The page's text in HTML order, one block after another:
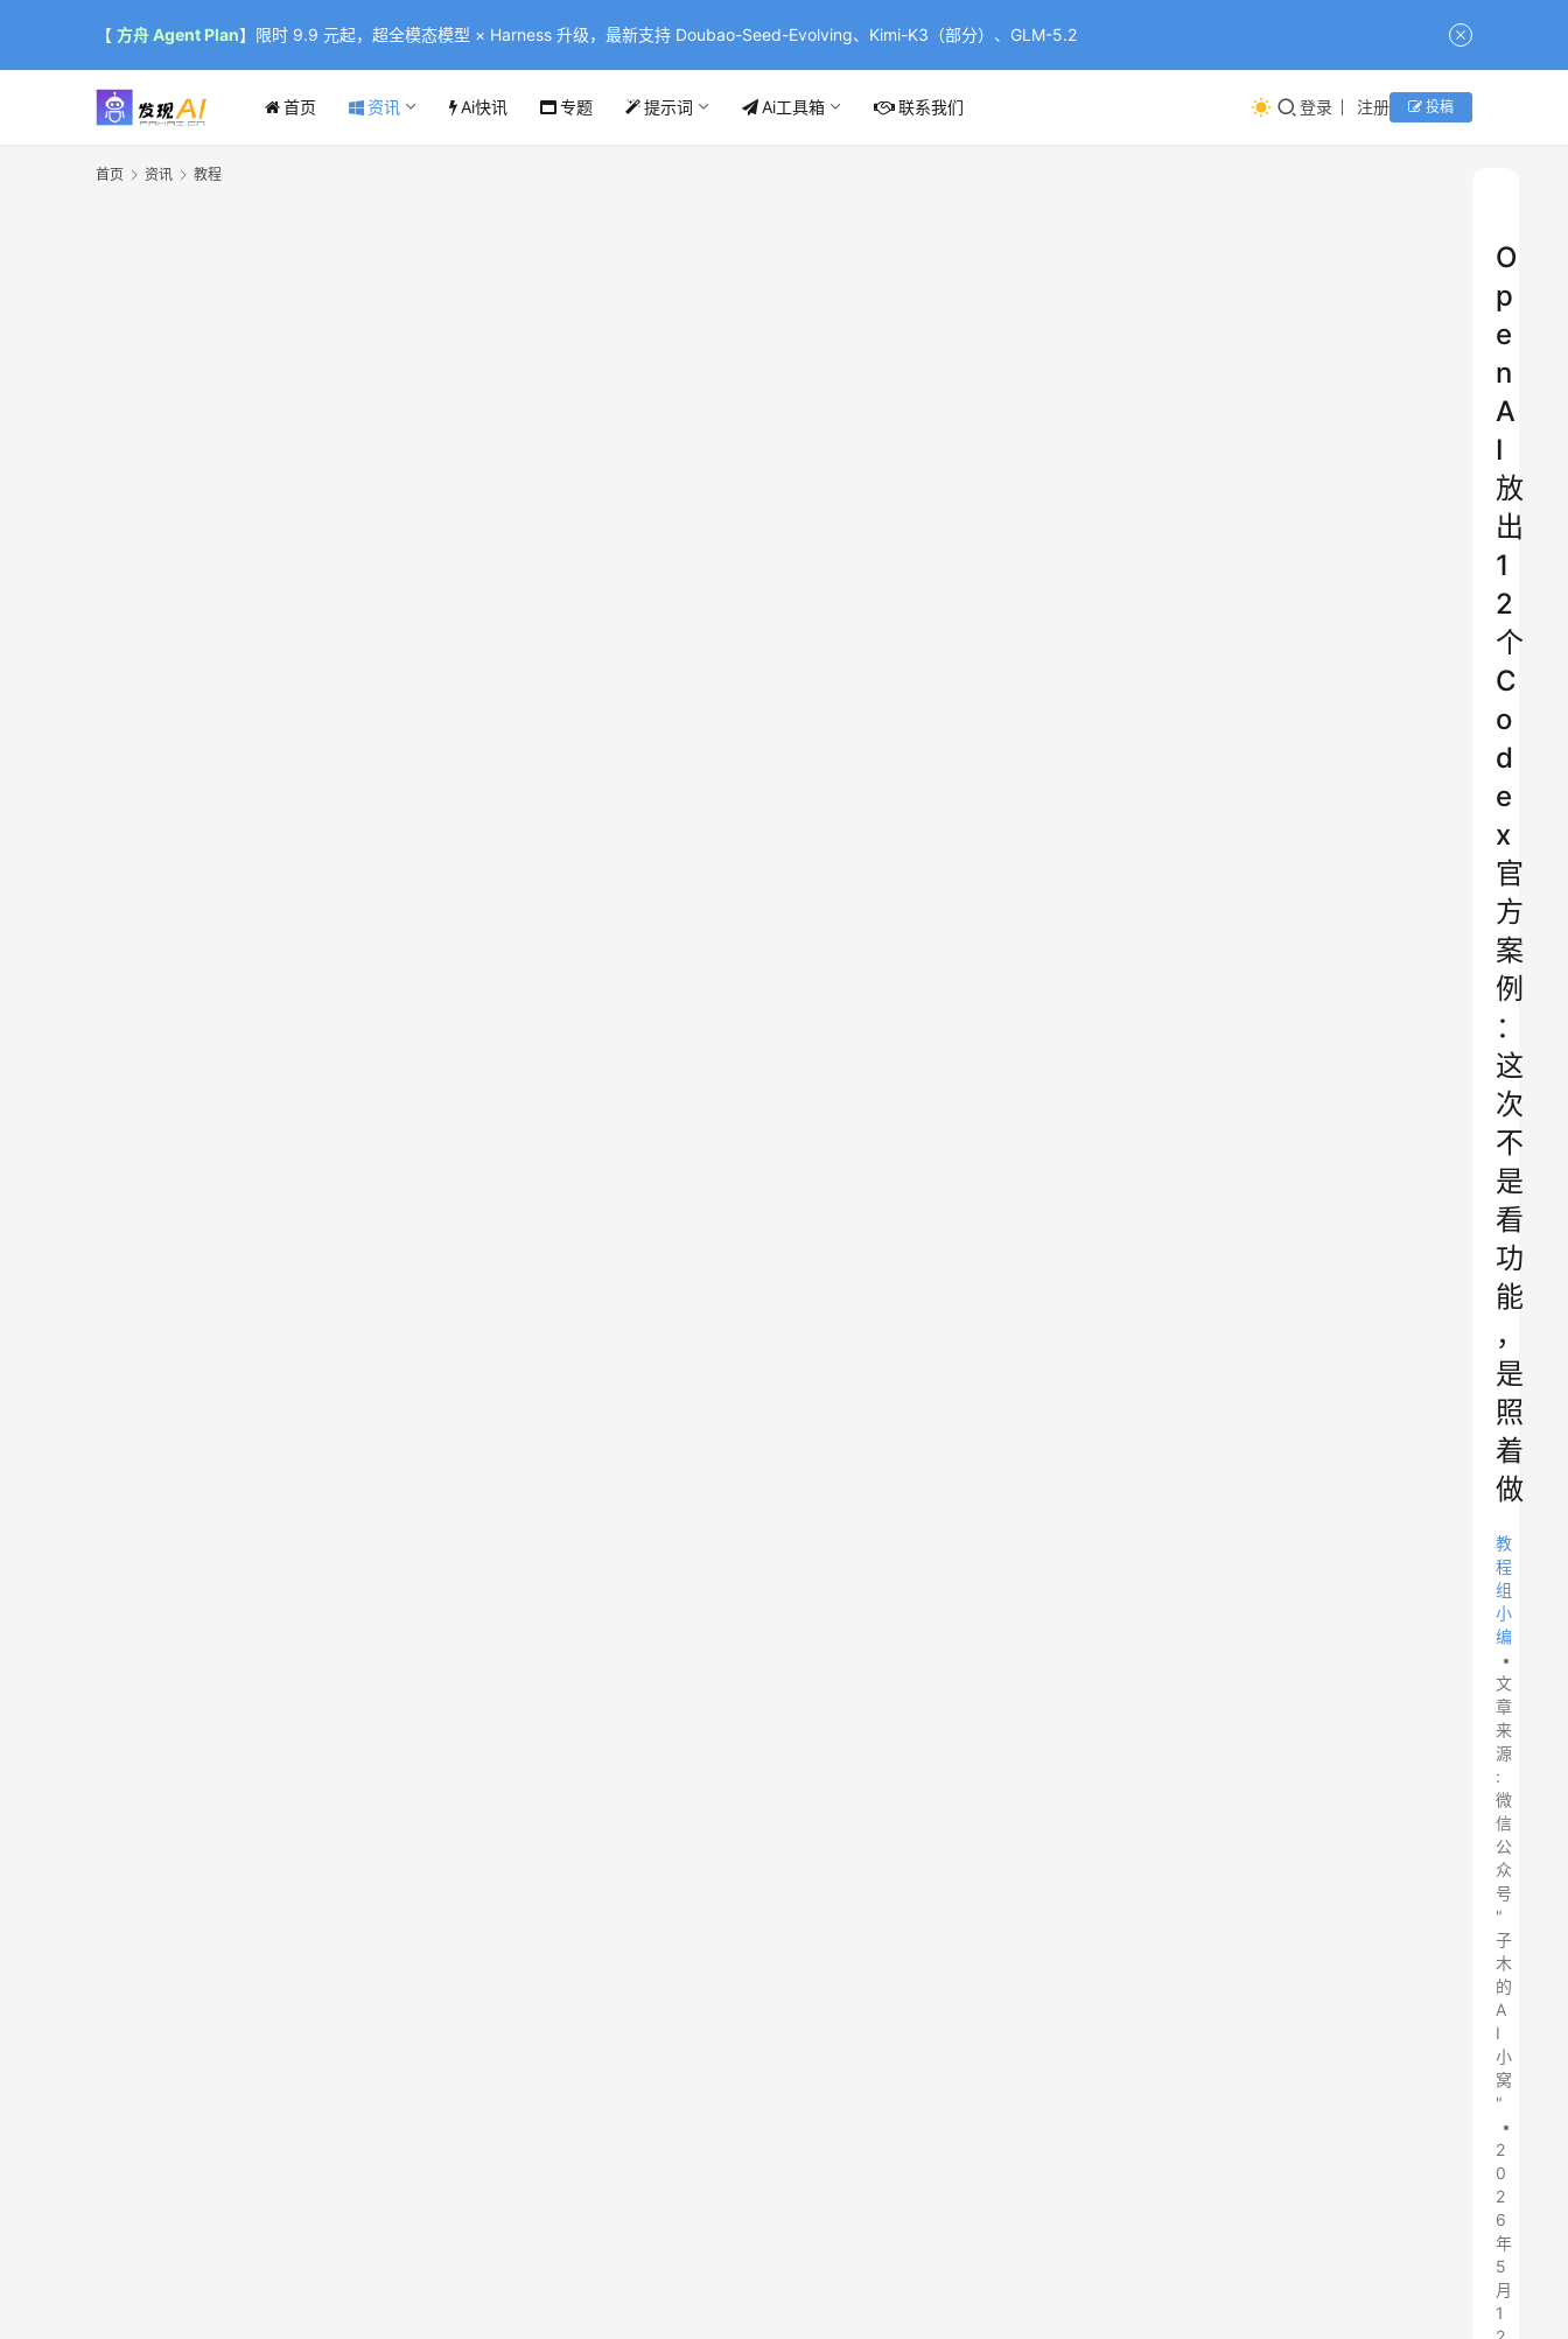
【 方舟 Agent Plan】限时 9.9 元起，超全模态模型 × Harness 升级，最新支持 Doubao-Seed-Evolving、Kimi-K3（部分）、GLM-5.2
首页 资讯 Ai快讯 专题 提示词 Ai工具箱 联系我们 登录 注册 投稿
首页 资讯 教程
O
p
e
n
A
I
放
出
1
2
个
C
o
d
e
x
官
方
案
例
：
这
次
不
是
看
功
能
，
是
照
着
做
教
程
组
小
编
•
文
章
来
源
:
微
信
公
众
号
"
子
木
的
A
I
小
窝
"
•
2
0
2
6
年
5
月
1